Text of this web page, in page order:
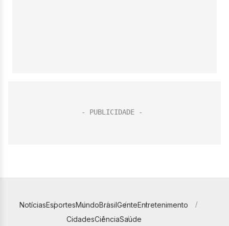
NotíciasEsportesMundoBrasilGenteEntretenimento
CidadesCiênciaSaúde